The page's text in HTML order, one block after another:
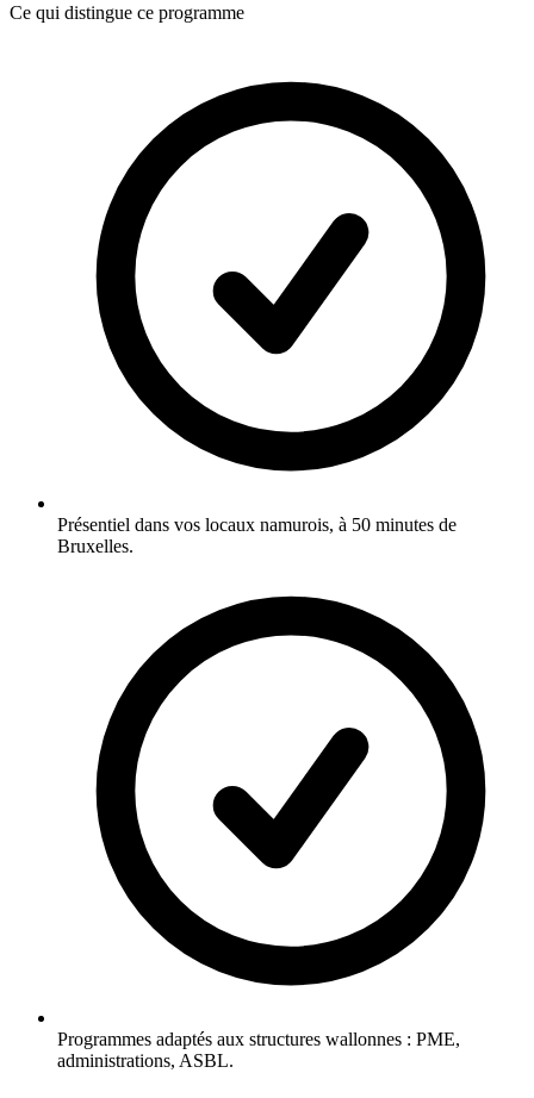
Ce qui distingue ce programme
Présentiel dans vos locaux namurois, à 50 minutes de
Bruxelles.
Programmes adaptés aux structures wallonnes : PME,
administrations, ASBL.